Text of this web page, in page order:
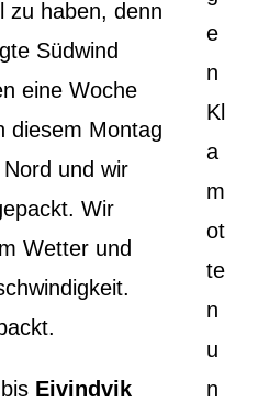
e
n
Kl
a
m
ot
te
n
u
n
zu haben, denn
Südwind
eine Woche
diesem Montag
und wir
Wir
Wetter und
Eivindvik